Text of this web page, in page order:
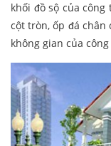
khối đồ sộ của
cột tròn, ốp đá chân
không gian của